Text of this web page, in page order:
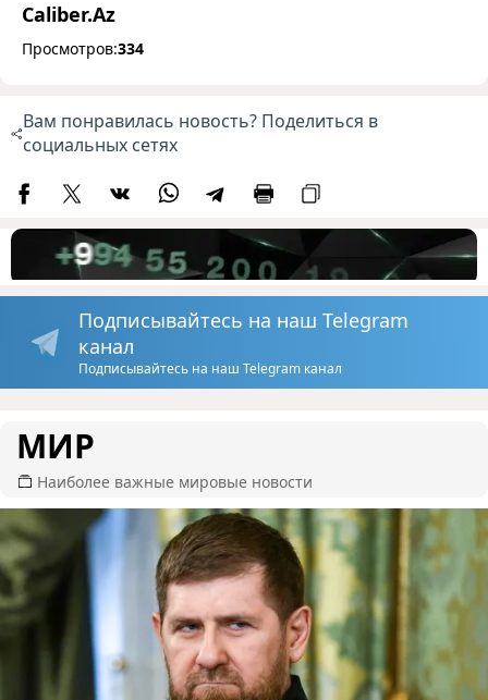
Caliber.Az
Просмотров:334
Вам понравилась новость? Поделиться в
социальных сетях
Подписывайтесь на наш Telegram
канал
Подписывайтесь на наш Telegram канал
МИР
Наиболее важные мировые новости